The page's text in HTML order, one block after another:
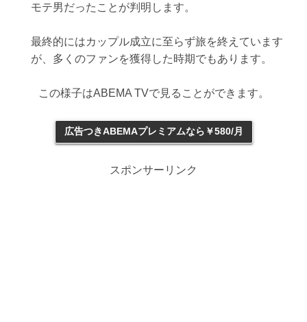
モテ男だったことが判明します。
最終的にはカップル成立に至らず旅を終えています
が、多くのファンを獲得した時期でもあります。
この様子はABEMA TVで見ることができます。
広告つきABEMAプレミアムなら￥580/月
スポンサーリンク